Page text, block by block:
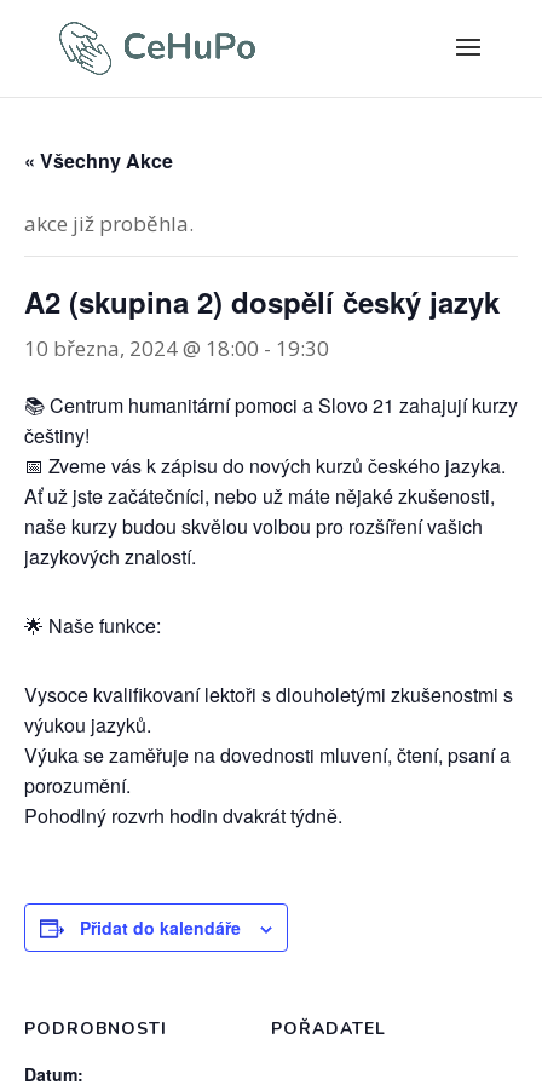
« Všechny Akce
akce již proběhla.
A2 (skupina 2) dospělí český jazyk
10 března, 2024 @ 18:00 - 19:30
📚 Centrum humanitární pomoci a Slovo 21 zahajují kurzy
češtiny!
📅 Zveme vás k zápisu do nových kurzů českého jazyka.
Ať už jste začátečníci, nebo už máte nějaké zkušenosti,
naše kurzy budou skvělou volbou pro rozšíření vašich
jazykových znalostí.
🌟 Naše funkce:
Vysoce kvalifikovaní lektoři s dlouholetými zkušenostmi s
výukou jazyků.
Výuka se zaměřuje na dovednosti mluvení, čtení, psaní a
porozumění.
Pohodlný rozvrh hodin dvakrát týdně.
Přidat do kalendáře
PODROBNOSTI
Datum:
POŘADATEL